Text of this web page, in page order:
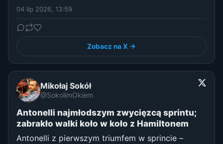
04 lip 2026, 13:59
Zobacz na X →
Mikołaj Sokół
@SokolimOkiem
Antonelli najmłodszym zwycięzcą sprintu;
zabrakło walki koło w koło z Hamiltonem
Antonelli z pierwszym triumfem w sprincie –